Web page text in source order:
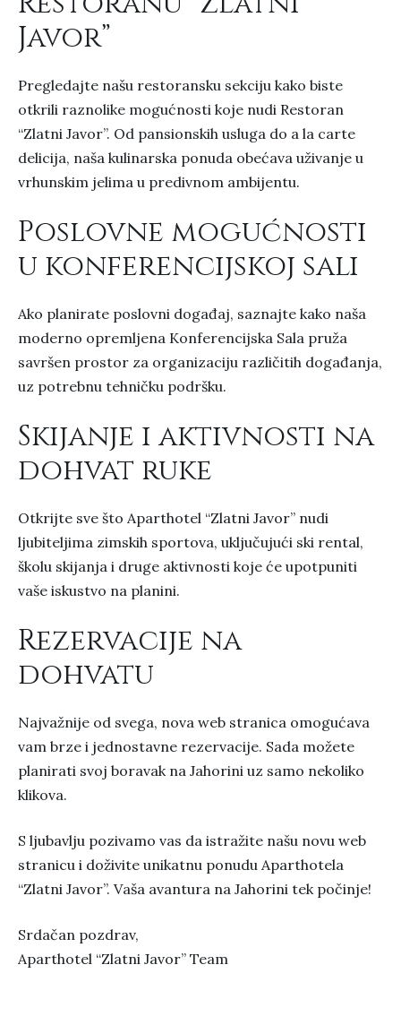
Javor”
Pregledajte našu restoransku sekciju kako biste
otkrili raznolike mogućnosti koje nudi Restoran
“Zlatni Javor”. Od pansionskih usluga do a la carte
delicija, naša kulinarska ponuda obećava uživanje u
vrhunskim jelima u predivnom ambijentu.
Poslovne mogućnosti
u konferencijskoj sali
Ako planirate poslovni događaj, saznajte kako naša
moderno opremljena Konferencijska Sala pruža
savršen prostor za organizaciju različitih događanja,
uz potrebnu tehničku podršku.
Skijanje i aktivnosti na
dohvat ruke
Otkrijte sve što Aparthotel “Zlatni Javor” nudi
ljubiteljima zimskih sportova, uključujući ski rental,
školu skijanja i druge aktivnosti koje će upotpuniti
vaše iskustvo na planini.
Rezervacije na
dohvatu
Najvažnije od svega, nova web stranica omogućava
vam brze i jednostavne rezervacije. Sada možete
planirati svoj boravak na Jahorini uz samo nekoliko
klikova.
S ljubavlju pozivamo vas da istražite našu novu web
stranicu i doživite unikatnu ponudu Aparthotela
“Zlatni Javor”. Vaša avantura na Jahorini tek počinje!
Srdačan pozdrav,
Aparthotel “Zlatni Javor” Team